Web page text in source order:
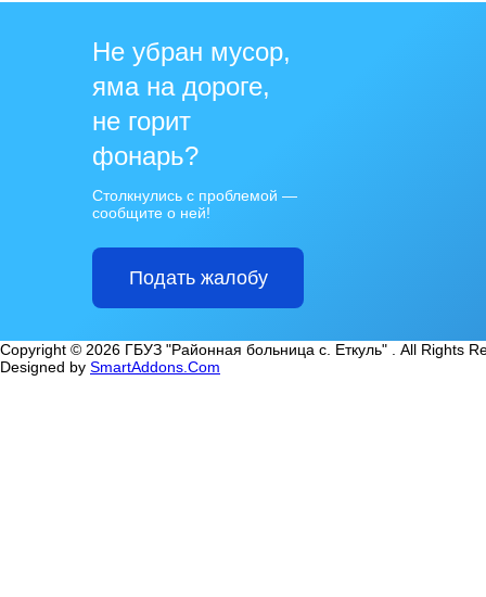
Не убран мусор,
яма на дороге,
не горит
фонарь?
Столкнулись с проблемой —
сообщите о ней!
Подать жалобу
Copyright © 2026 ГБУЗ "Районная больница с. Еткуль" . All Rights
Designed by SmartAddons.Com